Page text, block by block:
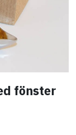
fönster